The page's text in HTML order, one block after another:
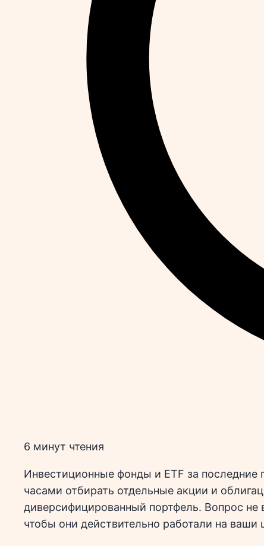
6 минут чтения
Инвестиционные фонды и ETF за последние
часами отбирать отдельные акции и
диверсифицированный портфель. Вопрос не
чтобы они действительно работали на